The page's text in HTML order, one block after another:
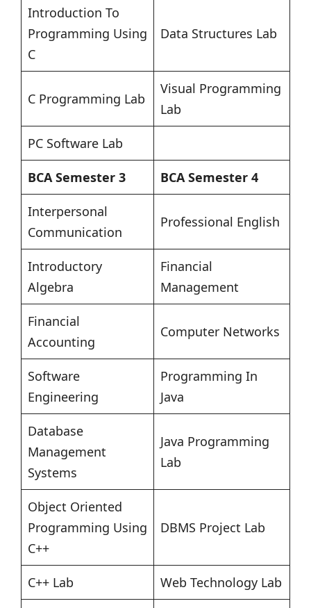
Introduction To
Programming Using
C
Data Structures Lab
C Programming Lab
Visual Programming
Lab
PC Software Lab
BCA Semester 3 BCA Semester 4
Interpersonal
Communication
Professional English
Introductory
Algebra
Financial
Management
Financial
Accounting
Computer Networks
Software
Engineering
Programming In
Java
Database
Management
Systems
Java Programming
Lab
Object Oriented
Programming Using
C++
DBMS Project Lab
C++ Lab Web Technology Lab